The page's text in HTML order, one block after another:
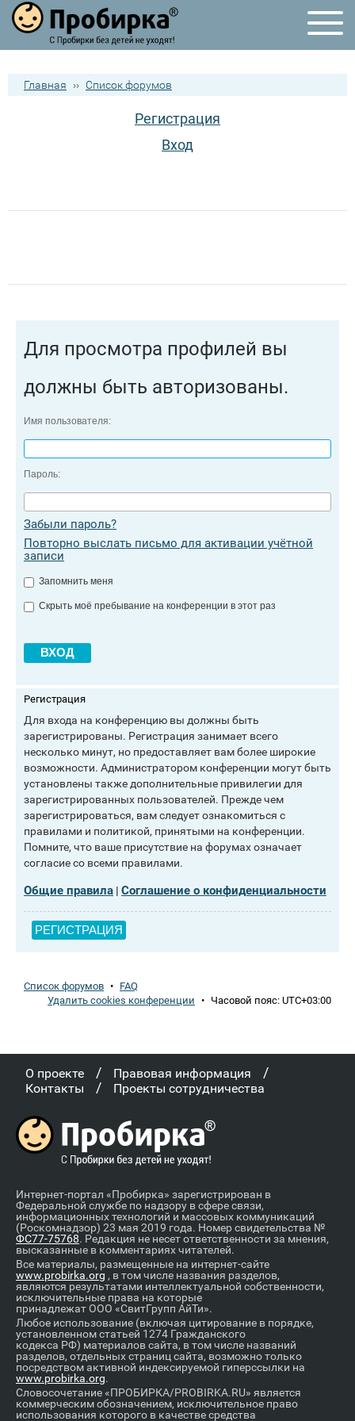
Главная ›› Список форумов
Регистрация
Вход
Для просмотра профилей вы
должны быть авторизованы.
Имя пользователя:
Пароль:
Забыли пароль?
Повторно выслать письмо для активации учётной
записи
Запомнить меня
Скрыть моё пребывание на конференции в этот раз
Регистрация
Для входа на конференцию вы должны быть
зарегистрированы. Регистрация занимает всего
несколько минут, но предоставляет вам более широкие
возможности. Администратором конференции могут быть
установлены также дополнительные привилегии для
зарегистрированных пользователей. Прежде чем
зарегистрироваться, вам следует ознакомиться с
правилами и политикой, принятыми на конференции.
Помните, что ваше присутствие на форумах означает
согласие со всеми правилами.
Общие правила | Соглашение о конфиденциальности
РЕГИСТРАЦИЯ
Список форумов • FAQ
Удалить cookies конференции • Часовой пояс: UTC+03:00
О проекте / Правовая информация /
Контакты / Проекты сотрудничества
Интернет-портал «Пробирка» зарегистрирован в
Федеральной службе по надзору в сфере связи,
информационных технологий и массовых коммуникаций
(Роскомнадзор) 23 мая 2019 года. Номер свидетельства №
ФС77-75768. Редакция не несет ответственности за мнения,
высказанные в комментариях читателей.
Все материалы, размещенные на интернет-сайте
www.probirka.org , в том числе названия разделов,
являются результатами интеллектуальной собственности,
исключительные права на которые
принадлежат ООО «СвитГрупп АйТи».
Любое использование (включая цитирование в порядке,
установленном статьей 1274 Гражданского
кодекса РФ) материалов сайта, в том числе названий
разделов, отдельных страниц сайта, возможно только
посредством активной индексируемой гиперссылки на
www.probirka.org.
Словосочетание «ПРОБИРКА/PROBIRKA.RU» является
коммерческим обозначением, исключительное право
использования которого в качестве средства